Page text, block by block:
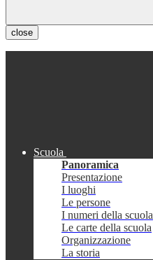
close
Scuola
Panoramica
Presentazione
I luoghi
Le persone
I numeri della scuola
Le carte della scuola
Organizzazione
La storia